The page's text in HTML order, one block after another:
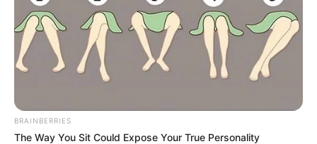
BRAINBERRIES
The Way You Sit Could Expose Your True Personality